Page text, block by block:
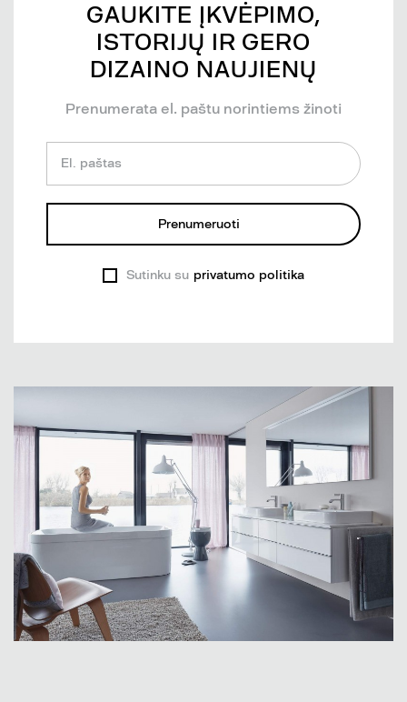
GAUKITE ĮKVĖPIMO,
ISTORIJŲ IR GERO
DIZAINO NAUJIENŲ
Prenumerata el. paštu norintiems žinoti
El. paštas
Prenumeruoti
Sutinku su privatumo politika